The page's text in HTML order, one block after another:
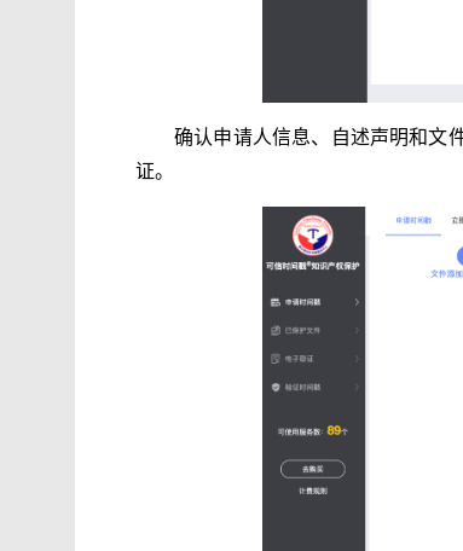
确认申请人信息、自述声明和文
证。